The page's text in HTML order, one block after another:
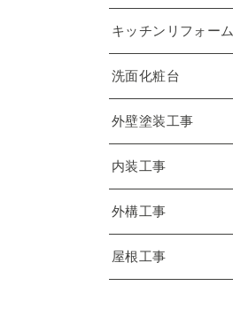
キッチンリフォーム
洗面化粧台
外壁塗装工事
内装工事
外構工事
屋根工事